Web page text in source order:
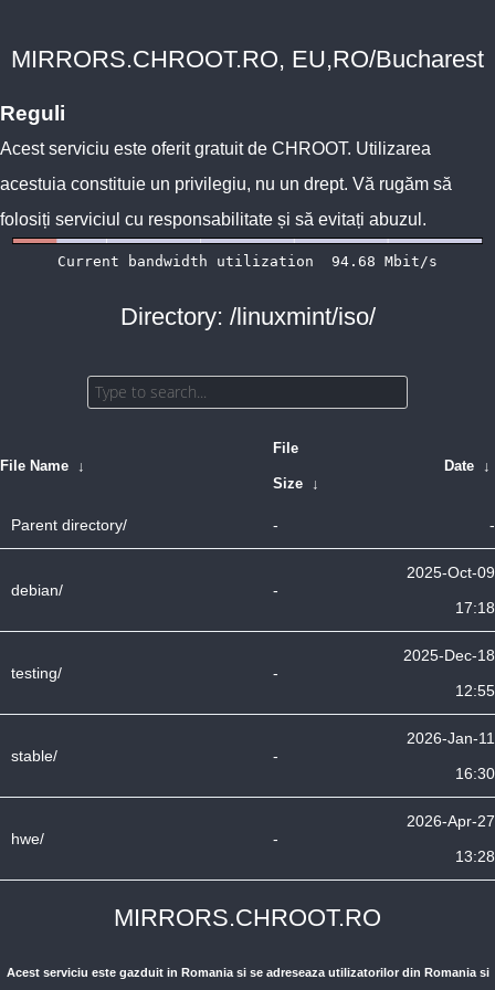
MIRRORS.CHROOT.RO, EU,RO/Bucharest
Reguli
Acest serviciu este oferit gratuit de CHROOT. Utilizarea
acestuia constituie un privilegiu, nu un drept. Vă rugăm să
folosiți serviciul cu responsabilitate și să evitați abuzul.
Directory: /linuxmint/iso/
File Name ↓
File
Size ↓
Date ↓
Parent directory/ - -
debian/ -
2025-Oct-09
17:18
testing/ -
2025-Dec-18
12:55
stable/ -
2026-Jan-11
16:30
hwe/ -
2026-Apr-27
13:28
MIRRORS.CHROOT.RO
Acest serviciu este gazduit in Romania si se adreseaza utilizatorilor din Romania si